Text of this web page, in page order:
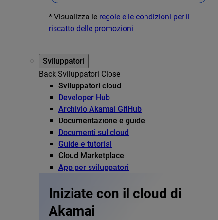
* Visualizza le regole e le condizioni per il
riscatto delle promozioni
Sviluppatori
Back Sviluppatori Close
Sviluppatori cloud
Developer Hub
Archivio Akamai GitHub
Documentazione e guide
Documenti sul cloud
Guide e tutorial
Cloud Marketplace
App per sviluppatori
Iniziate con il cloud di
Akamai